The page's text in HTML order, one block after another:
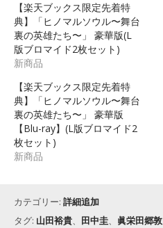
【楽天ブックス限定先着特
典】「ヒノマルソウル〜舞台
裏の英雄たち〜」 豪華版(L
版ブロマイド2枚セット)
新商品
【楽天ブックス限定先着特
典】「ヒノマルソウル〜舞台
裏の英雄たち〜」 豪華版
【Blu-ray】(L版ブロマイド2
枚セット)
新商品
カテゴリー: 詳細追加
タグ: 山田裕貴、 田中圭、 眞栄田郷敦